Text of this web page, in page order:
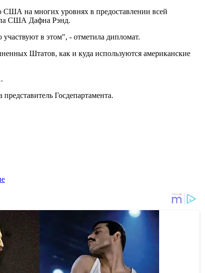
США на многих уровнях в предоставлении всей
США Дафна Рэнд.
в этом", - отметила дипломат.
Штатов, как и куда используются американские
Госдепартамента.